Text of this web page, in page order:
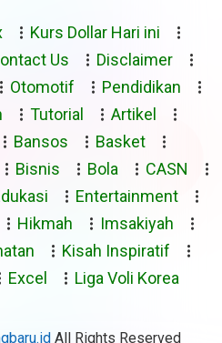
Kurs Dollar Hari ini
Us
Disclaimer
Otomotif
Pendidikan
Tutorial
Artikel
Bansos
Basket
Bisnis Bola
CASN
Entertainment
Hikmah
Imsakiyah
Kisah Inspiratif
Excel Liga Voli Korea
All Rights Reserved